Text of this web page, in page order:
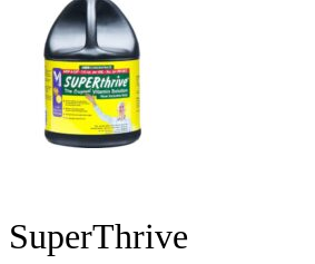
SuperThrive